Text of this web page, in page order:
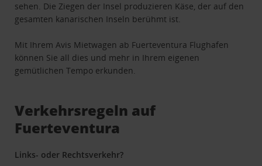
sehen. Die Ziegen der Insel produzieren Käse, der auf den
gesamten kanarischen Inseln berühmt ist.
Mit Ihrem Avis Mietwagen ab Fuerteventura Flughafen
können Sie all dies und mehr in Ihrem eigenen
gemütlichen Tempo erkunden.
Verkehrsregeln auf
Fuerteventura
Links- oder Rechtsverkehr?